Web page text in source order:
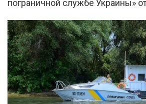
пограничной службе Украины»